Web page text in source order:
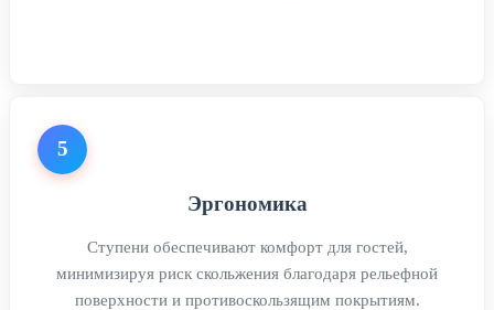
5
Эргономика
Ступени обеспечивают комфорт для гостей,
минимизируя риск скольжения благодаря рельефной
поверхности и противоскользящим покрытиям.